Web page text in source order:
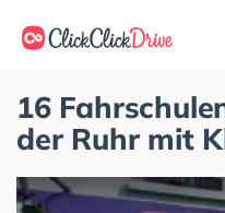
16
der Ruhr mit